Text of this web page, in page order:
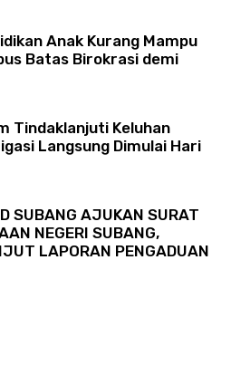
Anak Kurang Mampu
Batas Birokrasi demi
Tindaklanjuti Keluhan
Langsung Dimulai Hari
SUBANG AJUKAN SURAT
NEGERI SUBANG,
LAPORAN PENGADUAN